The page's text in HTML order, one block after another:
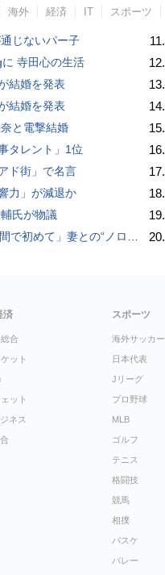
海外 経済 IT スポーツ
じないパー子
寺田心の生活
結婚を発表
結婚を発表
と電撃結婚
タレント」1位
ド街」で名言
力」が減退か
氏が物議
ロケ砲”に反響続々「威力抜群」「奥様かっこいい」
11.
12.
13.
14.
15.
16.
17.
18.
19.
20.
済
合
ット
ット
ネス
スポーツ
海外サッカー
日本代表
Jリーグ
プロ野球
MLB
ゴルフ
テニス
格闘技
競馬
相撲
バスケ
バレー